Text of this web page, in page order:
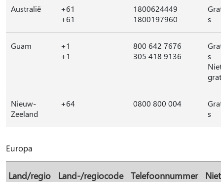
Australië
+61
+61
1800624449
1800197960
s
Guam
+1
+1
800 642 7676
305 418 9136
s
Nieuw-
Zeeland
+64 0800 800 004
s
Europa
Land/regio Land-/regiocode Telefoonnummer